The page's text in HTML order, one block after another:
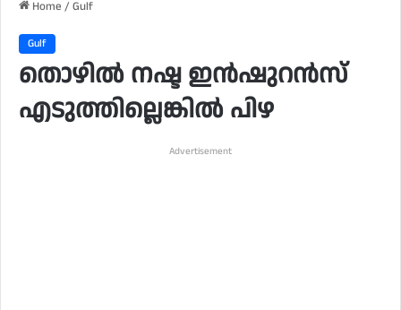
Home /Gulf
Gulf
തൊഴിൽ നഷ്ട ഇൻഷുറൻസ്
എടുത്തില്ലെങ്കിൽ പിഴ
Advertisement